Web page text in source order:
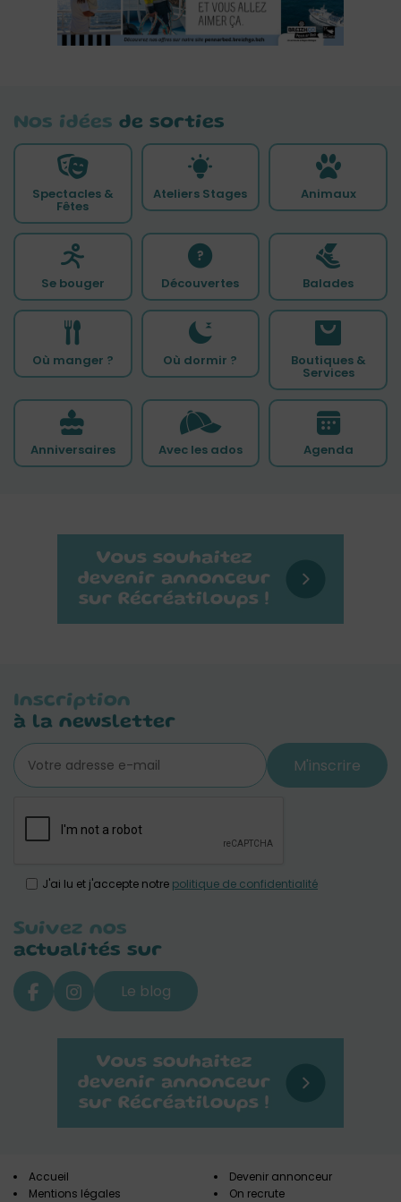
Nos idées de sorties
Spectacles &
Fêtes
Ateliers Stages Animaux
Se bouger Découvertes Balades
Où manger ? Où dormir ? Boutiques &
Services
Anniversaires Avec les ados Agenda
Inscription
à la newsletter
M'inscrire
J'ai lu et j'accepte notre politique de confidentialité
Suivez nos
actualités sur
Le blog
Accueil
Mentions légales
Devenir annonceur
On recrute